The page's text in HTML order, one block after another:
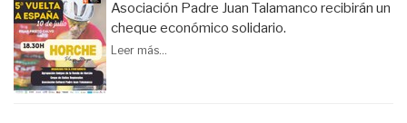
Asociación Padre Juan Talamanco recibirán un
cheque económico solidario.
Leer más...